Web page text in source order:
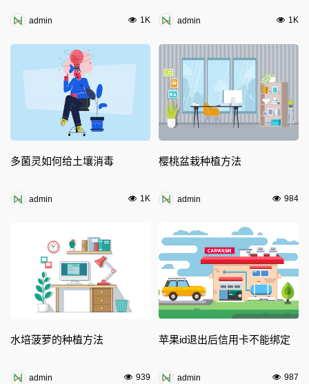
admin 1K admin 1K
多菌灵如何给土壤消毒
admin 1K
樱桃盆栽种植方法
admin 984
水培菠萝的种植方法
admin 939
苹果id退出后信用卡不能绑定
admin 987